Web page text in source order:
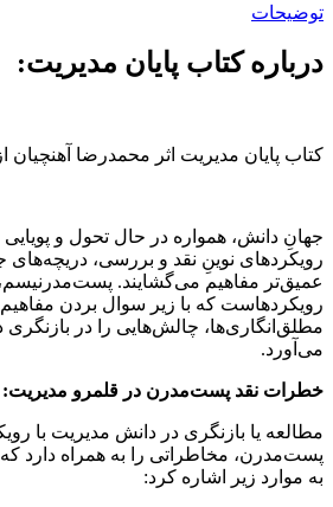
توضیحات
درباره کتاب پایان مدیریت:
کتاب پایان مدیریت اثر محمدرضا آهنچیان
جهانِ دانش، همواره در حال تحول و
رویکردهای نوینِ نقد و بررسی،
عمیق‌تر مفاهیم می‌گشایند. پست‌مدرنیسم،
رویکردهاست که با زیر سوال بردن مفاهیم
مطلق‌انگاری‌ها، چالش‌هایی را در
می‌آورد.
خطرات نقد پست‌مدرن در قلمرو مدیریت:
مطالعه یا بازنگری در دانش مدیریت با
پست‌مدرن، مخاطراتی را به همراه دارد که
به موارد زیر اشاره کرد: